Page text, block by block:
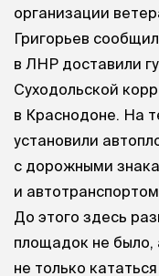
организации
Григорьев
в ЛНР доставили
Суходольской
в Краснодоне. На
установили
с дорожными
и
До этого здесь
площадок не было,
не только